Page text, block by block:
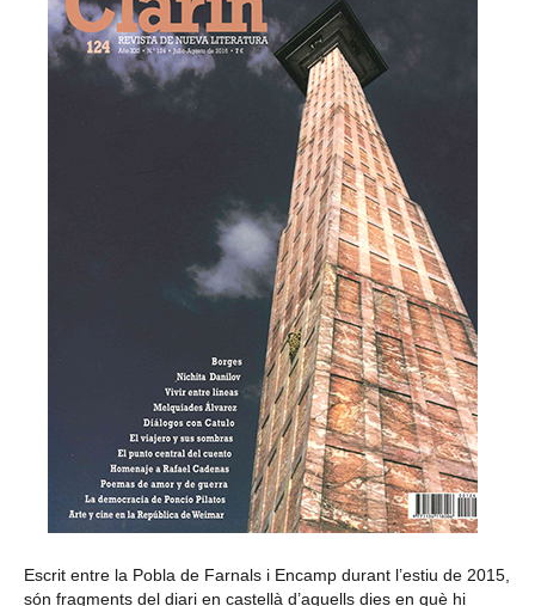
Escrit entre la Pobla de Farnals i Encamp durant l’estiu de 2015,
són fragments del diari en castellà d’aquells dies en què hi